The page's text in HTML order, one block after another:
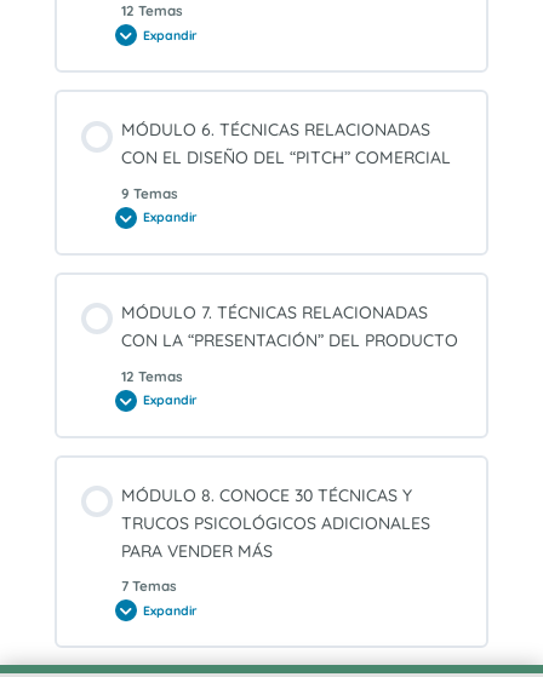
12 Temas
Expandir
MÓDULO
TÉCNICAS
RELACIONADAS
“FUERZA
PSICOLÓGICA”
E
DEL
VENDEDOR
MÓDULO 6. TÉCNICAS RELACIONADAS
CON EL DISEÑO DEL “PITCH” COMERCIAL
9 Temas
Expandir
MÓDULO
TÉCNICAS
RELACIONADAS
DISEÑO
DEL
“PITCH”
MÓDULO 7. TÉCNICAS RELACIONADAS
CON LA “PRESENTACIÓN” DEL PRODUCTO
12 Temas
Expandir
MÓDULO
TÉCNICAS
RELACIONADAS
“PRESENTACIÓN”
DEL
PRODUCTO
MÓDULO 8. CONOCE 30 TÉCNICAS Y
TRUCOS PSICOLÓGICOS ADICIONALES
PARA VENDER MÁS
7 Temas
Expandir
MÓDULO
CONOCE
30